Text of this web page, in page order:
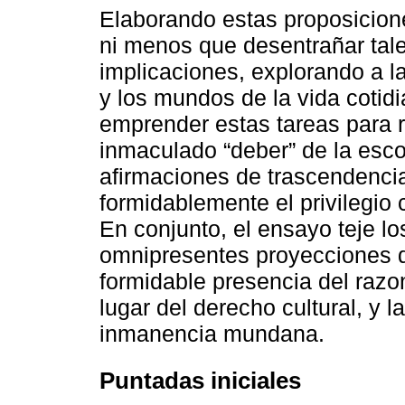
Elaborando estas
ni menos que desentrañar
implicaciones, explorando a
y los mundos de la vida
emprender estas tareas para
inmaculado “deber” de la
afirmaciones de
formidablemente el privilegio
En conjunto, el ensayo teje
omnipresentes proyecciones
formidable presencia del
lugar del derecho cultural, y
inmanencia mundana.
Puntadas iniciales